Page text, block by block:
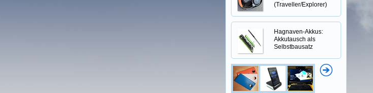
(Traveller/Explorer)
Hagnaven-Akkus:
Akkutausch als
Selbstbausatz